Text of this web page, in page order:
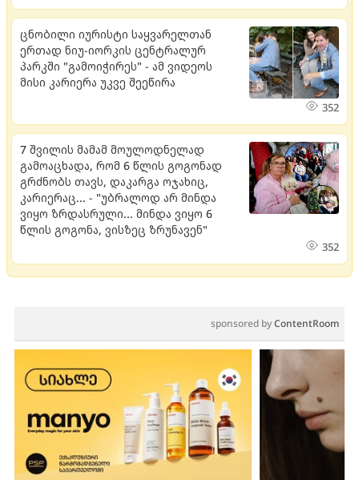
ცნობილი იურისტი საყვარელთან
ერთად ნიუ-იორკის ცენტრალურ
პარკში "გამოიჭირეს" - ამ ვიდეოს
მისი კარიერა უკვე შეეწირა
352
7 შვილის მამამ მოულოდნელად
გამოაცხადა, რომ 6 წლის გოგონად
გრძნობს თავს, დაკარგა ოჯახიც,
კარიერაც... - "უბრალოდ არ მინდა
ვიყო ზრდასრული... მინდა ვიყო 6
წლის გოგონა, ვისზეც ზრუნავენ"
352
sponsored byContentRoom